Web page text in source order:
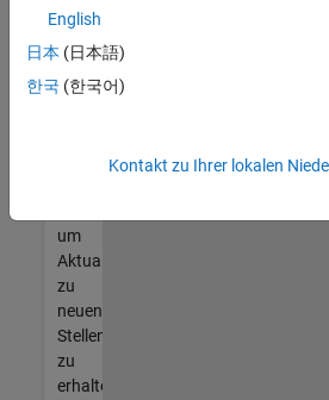
Ihren
entsprechen,
werden
unseres
um
Aktualisierungen
zu
neuen
Stellenangeboten
zu
erhalten.
English
日本 (日本語)
한국 (한국어)
Kontakt zu Ihrer lokalen